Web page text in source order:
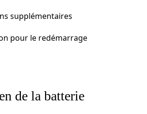
supplémentaires
pour le redémarrage
de la batterie